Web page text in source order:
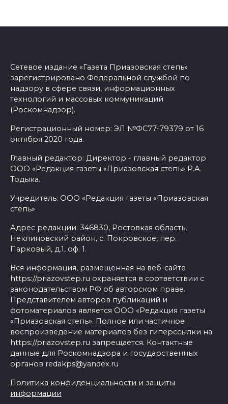
Сетевое издание «Газета Приазовская степь»
зарегистрировано Федеральной службой по
надзору в сфере связи, информационных
технологий и массовых коммуникаций
(Роскомнадзор).
Регистрационный номер: ЭЛ №ФС77-79379 от 16
октября 2020 года.
Главный редактор: Директор - главный редактор
ООО «Редакция газеты «Приазовская степь» Р.А.
Тодыка.
Учредитель: ООО «Редакция газеты «Приазовская
степь»
Адрес редакции: 346830, Ростовкая область,
Неклиновский район, с. Покровское, пер.
Парковый, д.1, оф. 1.
Вся информация, размещенная на веб-сайте
https://priazovstep.ru охраняется в соответствии с
законодательством РФ об авторском праве.
Представителем авторов публикаций и
фотоматериалов является ООО «Редакция газеты
«Приазовская степь». Полное или частичное
воспроизведение материалов без гиперссылки на
https://priazovstep.ru запрещается. Контактные
данные для Роскомнадзора и государственных
органов redakps@yandex.ru
Политика конфиденциальности и защиты
информации